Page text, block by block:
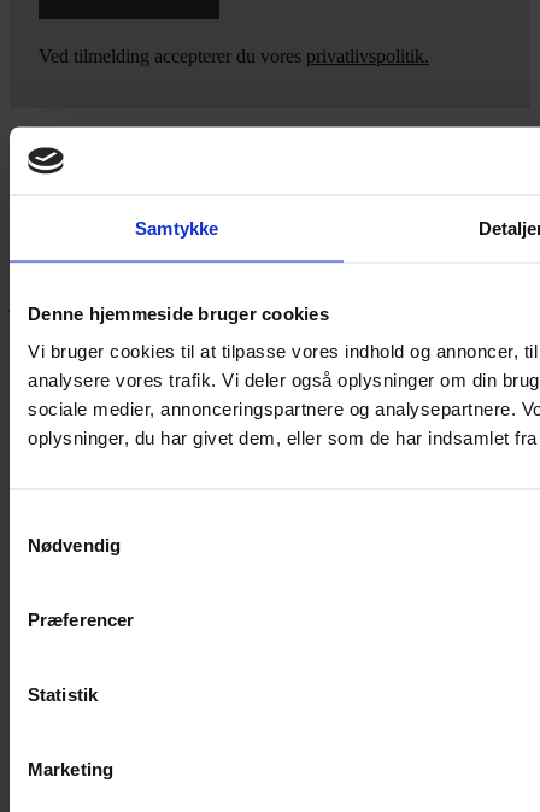
Samtykke
Denne hjemmeside bruger cookies
Vi bruger cookies til at tilpasse vores indhold og annoncer,
analysere vores trafik. Vi deler også oplysninger om din
sociale medier, annonceringspartnere og analysepartnere.
oplysninger, du har givet dem, eller som de har indsamlet
Nødvendig
Præferencer
Statistik
Marketing
Ved tilmelding accepterer du vores privatlivspolitik.
Yarn Every Wear
Hvis du bøvler med noget eller ønsker ny inspiration, så skriv til
Vestergade 12 6270, Tønder
60 51 96 50
post@yarneverywear.dk
CVR 43041649
Facebook-f Instagram
Handelsbetingelser
Handelsbetingelser
Om Yarn Every Wear